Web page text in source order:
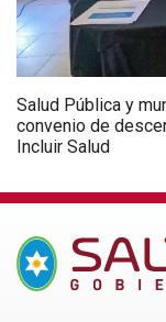
Salud Pública y
convenio de
Incluir Salud